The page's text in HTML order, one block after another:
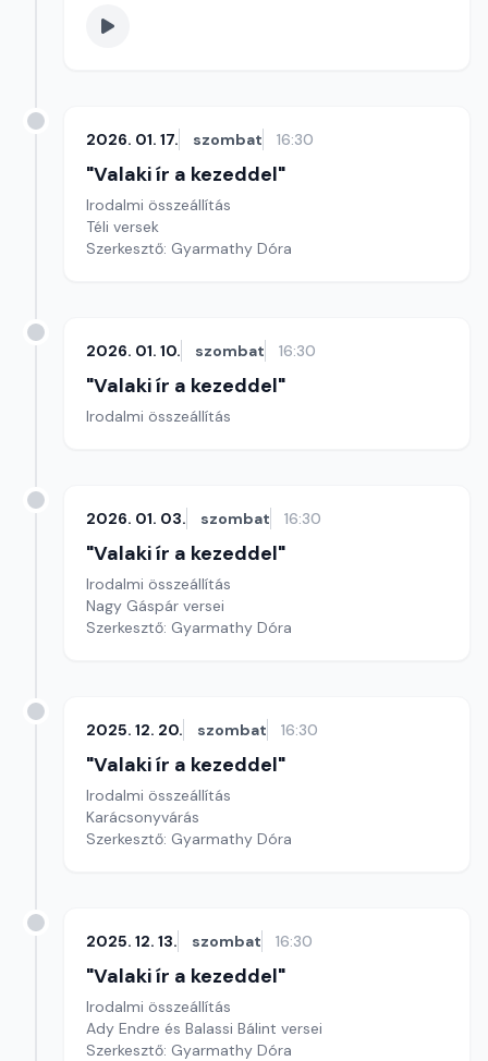
2026. 01. 17. szombat 16:30
"Valaki ír a kezeddel"
Irodalmi összeállítás
Téli versek
Szerkesztő: Gyarmathy Dóra
2026. 01. 10. szombat 16:30
"Valaki ír a kezeddel"
Irodalmi összeállítás
2026. 01. 03. szombat 16:30
"Valaki ír a kezeddel"
Irodalmi összeállítás
Nagy Gáspár versei
Szerkesztő: Gyarmathy Dóra
2025. 12. 20. szombat 16:30
"Valaki ír a kezeddel"
Irodalmi összeállítás
Karácsonyvárás
Szerkesztő: Gyarmathy Dóra
2025. 12. 13. szombat 16:30
"Valaki ír a kezeddel"
Irodalmi összeállítás
Ady Endre és Balassi Bálint versei
Szerkesztő: Gyarmathy Dóra